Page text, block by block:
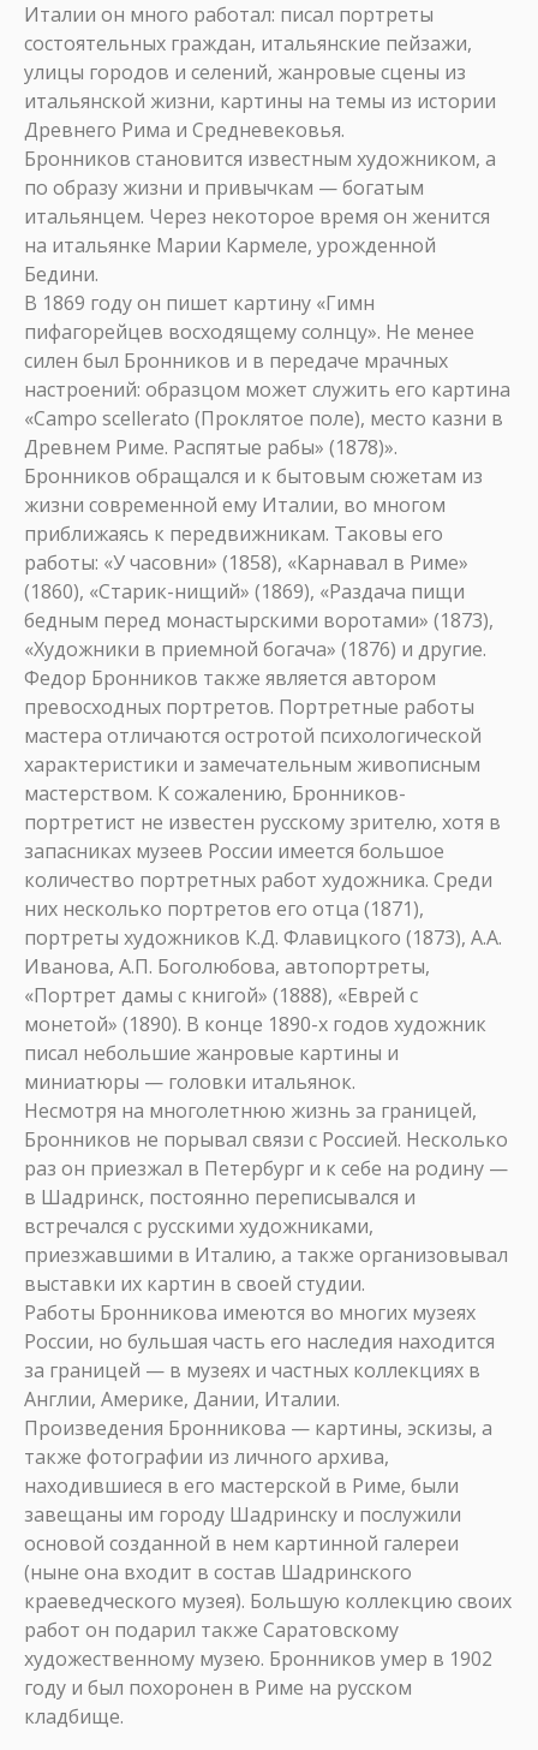
Италии он много работал: писал портреты
состоятельных граждан, итальянские пейзажи,
улицы городов и селений, жанровые сцены из
итальянской жизни, картины на темы из истории
Древнего Рима и Средневековья.
Бронников становится известным художником, а
по образу жизни и привычкам — богатым
итальянцем. Через некоторое время он женится
на итальянке Марии Кармеле, урожденной
Бедини.
В 1869 году он пишет картину «Гимн
пифагорейцев восходящему солнцу». Не менее
силен был Бронников и в передаче мрачных
настроений: образцом может служить его картина
«Campo scellerato (Проклятое поле), место казни в
Древнем Риме. Распятые рабы» (1878)».
Бронников обращался и к бытовым сюжетам из
жизни современной ему Италии, во многом
приближаясь к передвижникам. Таковы его
работы: «У часовни» (1858), «Карнавал в Риме»
(1860), «Старик-нищий» (1869), «Раздача пищи
бедным перед монастырскими воротами» (1873),
«Художники в приемной богача» (1876) и другие.
Федор Бронников также является автором
превосходных портретов. Портретные работы
мастера отличаются остротой психологической
характеристики и замечательным живописным
мастерством. К сожалению, Бронников-
портретист не известен русскому зрителю, хотя в
запасниках музеев России имеется большое
количество портретных работ художника. Среди
них несколько портретов его отца (1871),
портреты художников К.Д. Флавицкого (1873), А.А.
Иванова, А.П. Боголюбова, автопортреты,
«Портрет дамы с книгой» (1888), «Еврей с
монетой» (1890). В конце 1890-х годов художник
писал небольшие жанровые картины и
миниатюры — головки итальянок.
Несмотря на многолетнюю жизнь за границей,
Бронников не порывал связи с Россией. Несколько
раз он приезжал в Петербург и к себе на родину —
в Шадринск, постоянно переписывался и
встречался с русскими художниками,
приезжавшими в Италию, а также организовывал
выставки их картин в своей студии.
Работы Бронникова имеются во многих музеях
России, но бульшая часть его наследия находится
за границей — в музеях и частных коллекциях в
Англии, Америке, Дании, Италии.
Произведения Бронникова — картины, эскизы, а
также фотографии из личного архива,
находившиеся в его мастерской в Риме, были
завещаны им городу Шадринску и послужили
основой созданной в нем картинной галереи
(ныне она входит в состав Шадринского
краеведческого музея). Большую коллекцию своих
работ он подарил также Саратовскому
художественному музею. Бронников умер в 1902
году и был похоронен в Риме на русском
кладбище.